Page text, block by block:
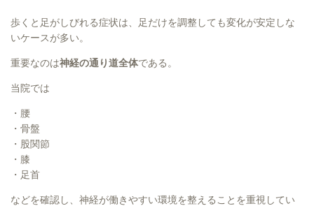
歩くと足がしびれる症状は、足だけを調整しても変化が安定しな
いケースが多い。
重要なのは神経の通り道全体である。
当院では
・腰
・骨盤
・股関節
・膝
・足首
などを確認し、神経が働きやすい環境を整えることを重視してい